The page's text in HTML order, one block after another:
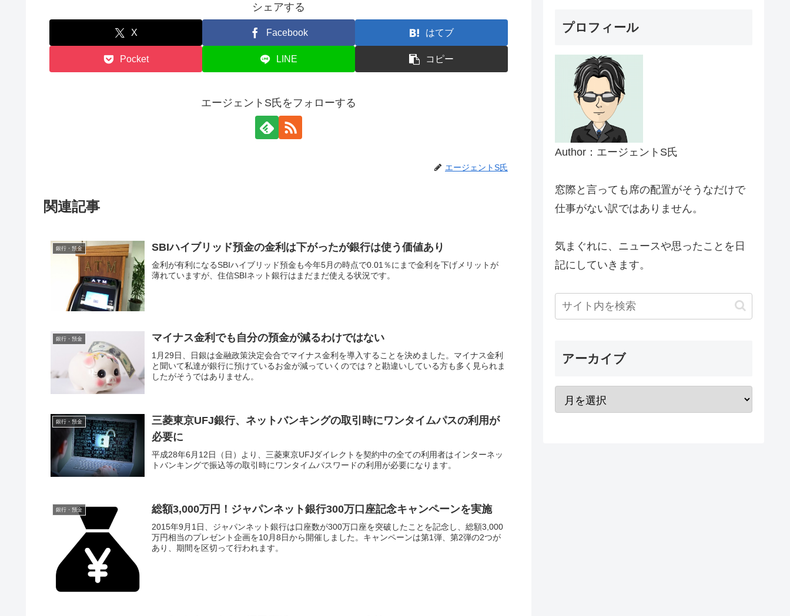
シェアする
X Facebook はてブ
Pocket LINE コピー
エージェントS氏をフォローする
エージェントS氏
関連記事
銀行・預金 SBIハイブリッド預金の金利は下がったが銀行は使う価値あり
金利が有利になるSBIハイブリッド預金も今年5月の時点で0.01％にまで金利を下げメリットが
薄れていますが、住信SBIネット銀行はまだまだ使える状況です。
銀行・預金 マイナス金利でも自分の預金が減るわけではない
1月29日、日銀は金融政策決定会合でマイナス金利を導入することを決めました。マイナス金利
と聞いて私達が銀行に預けているお金が減っていくのでは？と勘違いしている方も多く見られま
したがそうではありません。
銀行・預金
三菱東京UFJ銀行、ネットバンキングの取引時にワンタイムパスの利用が
必要に
平成28年6月12日（日）より、三菱東京UFJダイレクトを契約中の全ての利用者はインターネッ
トバンキングで振込等の取引時にワンタイムパスワードの利用が必要になります。
銀行・預金 総額3,000万円！ジャパンネット銀行300万口座記念キャンペーンを実施
2015年9月1日、ジャパンネット銀行は口座数が300万口座を突破したことを記念し、総額3,000
万円相当のプレゼント企画を10月8日から開催しました。キャンペーンは第1弾、第2弾の2つが
あり、期間を区切って行われます。
プロフィール
Author：エージェントS氏
窓際と言っても席の配置がそうなだけで
仕事がない訳ではありません。
気まぐれに、ニュースや思ったことを日
記にしていきます。
アーカイブ